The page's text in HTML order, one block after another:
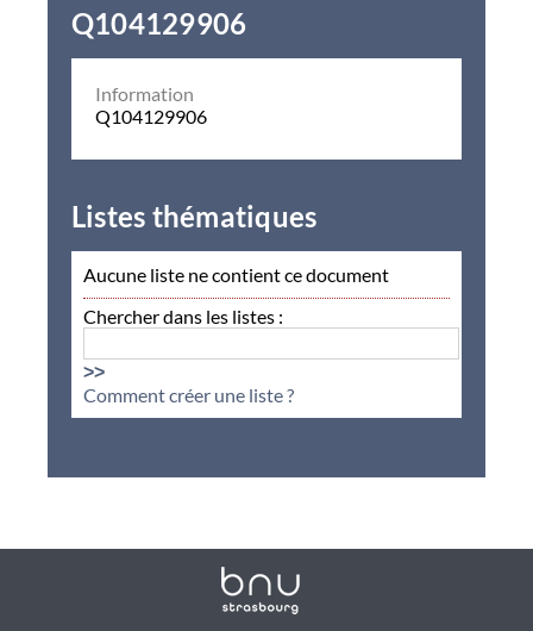
Q104129906
Information
Q104129906
Listes thématiques
Aucune liste ne contient ce document
Chercher dans les listes :
>>
Comment créer une liste ?